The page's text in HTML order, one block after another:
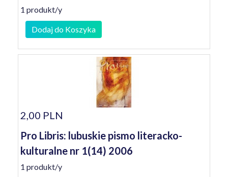
1 produkt/y
Dodaj do Koszyka
2,00 PLN
Pro Libris: lubuskie pismo literacko-
kulturalne nr 1(14) 2006
1 produkt/y